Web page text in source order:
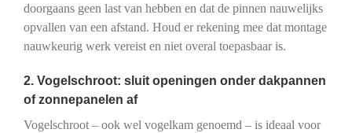
doorgaans geen last van hebben en dat de pinnen nauwelijks
opvallen van een afstand. Houd er rekening mee dat montage
nauwkeurig werk vereist en niet overal toepasbaar is.
2. Vogelschroot: sluit openingen onder dakpannen
of zonnepanelen af
Vogelschroot – ook wel vogelkam genoemd – is ideaal voor